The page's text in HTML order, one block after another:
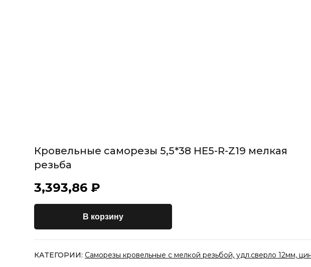
Кровельные саморезы 5,5*38 HE5-R-Z19 мелкая
резьба
3,393,86 ₽
В корзину
КАТЕГОРИИ: Саморезы кровельные с мелкой резьбой, удл.сверло 12мм,